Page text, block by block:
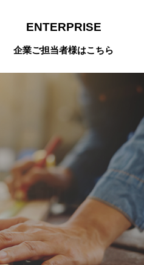
ENTERPRISE
企業ご担当者様はこちら